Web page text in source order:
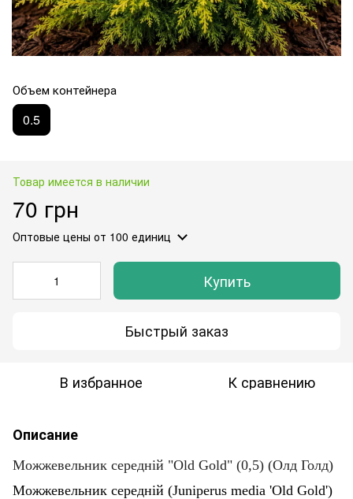
Объем контейнера
0.5
Товар имеется в наличии
70 грн
Оптовые цены от 100 единиц
Купить
Быстрый заказ
В избранное К сравнению
Описание
Можжевельник середній "Old Gold" (0,5) (Олд Голд)
Можжевельник середній (Juniperus media 'Old Gold')